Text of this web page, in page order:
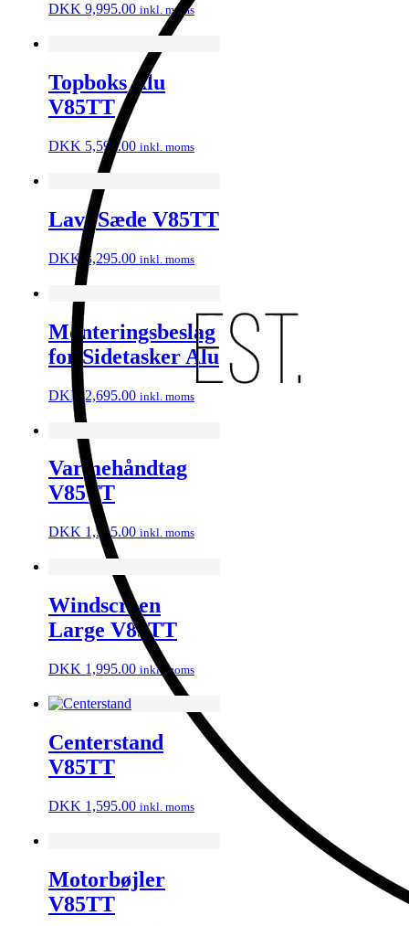
DKK 9,995.00 inkl. moms
Topboks Alu
V85TT
DKK 5,595.00 inkl. moms
Lavt Sæde V85TT
DKK 3,295.00 inkl. moms
Monteringsbeslag
for Sidetasker Alu
DKK2,695.00 inkl. moms
Varmehåndtag
V85TT
DKK 1,995.00 inkl. moms
Windscreen
Large V85TT
DKK 1,995.00 inkl. moms
Centerstand
V85TT
DKK 1,595.00 inkl. moms
Motorbøjler
V85TT